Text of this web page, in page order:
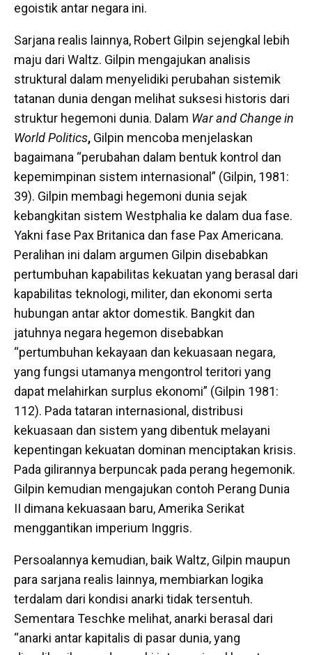
egoistik antar negara ini.
Sarjana realis lainnya, Robert Gilpin sejengkal lebih
maju dari Waltz. Gilpin mengajukan analisis
struktural dalam menyelidiki perubahan sistemik
tatanan dunia dengan melihat suksesi historis dari
struktur hegemoni dunia. Dalam War and Change in
World Politics, Gilpin mencoba menjelaskan
bagaimana “perubahan dalam bentuk kontrol dan
kepemimpinan sistem internasional” (Gilpin, 1981:
39). Gilpin membagi hegemoni dunia sejak
kebangkitan sistem Westphalia ke dalam dua fase.
Yakni fase Pax Britanica dan fase Pax Americana.
Peralihan ini dalam argumen Gilpin disebabkan
pertumbuhan kapabilitas kekuatan yang berasal dari
kapabilitas teknologi, militer, dan ekonomi serta
hubungan antar aktor domestik. Bangkit dan
jatuhnya negara hegemon disebabkan
“pertumbuhan kekayaan dan kekuasaan negara,
yang fungsi utamanya mengontrol teritori yang
dapat melahirkan surplus ekonomi” (Gilpin 1981:
112). Pada tataran internasional, distribusi
kekuasaan dan sistem yang dibentuk melayani
kepentingan kekuatan dominan menciptakan krisis.
Pada gilirannya berpuncak pada perang hegemonik.
Gilpin kemudian mengajukan contoh Perang Dunia
II dimana kekuasaan baru, Amerika Serikat
menggantikan imperium Inggris.
Persoalannya kemudian, baik Waltz, Gilpin maupun
para sarjana realis lainnya, membiarkan logika
terdalam dari kondisi anarki tidak tersentuh.
Sementara Teschke melihat, anarki berasal dari
“anarki antar kapitalis di pasar dunia, yang